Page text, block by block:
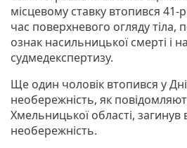
місцевому ставку втопився 41-
час поверхневого огляду тіла,
ознак насильницької смерті і
судмедекспертизу.
Ще один чоловік втопився у
необережність, як
Хмельницької області, загинув
необережність.